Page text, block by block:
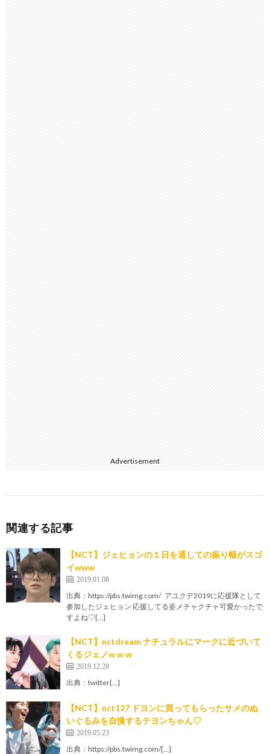
Advertisement
関連する記事
【NCT】ジェヒョンの１日を通しての振り幅がスゴ
イwww
2019.01.08
出典：https://pbs.twimg.com/ アユクデ2019に応援隊として
参加したジェヒョン 応援してる姿メチャクチャ可愛かったで
すよね♡[…]
【NCT】nctdream ナチュラルにマークに近づいて
くるジェノw w w
2019.12.28
出典：twitter[…]
【NCT】nct127 ドヨンに買ってもらったサメのぬ
いぐるみを自慢するテヨンちゃん♡
2019.05.23
出典：https://pbs.twimg.com/[…]